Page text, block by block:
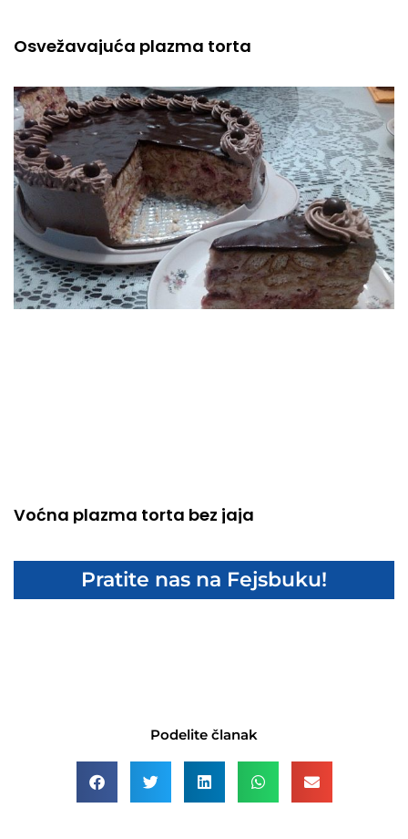
Osvežavajuća plazma torta
Voćna plazma torta bez jaja
Pratite nas na Fejsbuku!
Podelite članak